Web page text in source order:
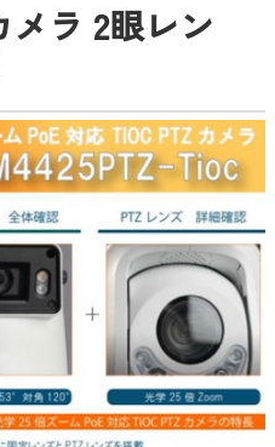
メラ 2眼レン